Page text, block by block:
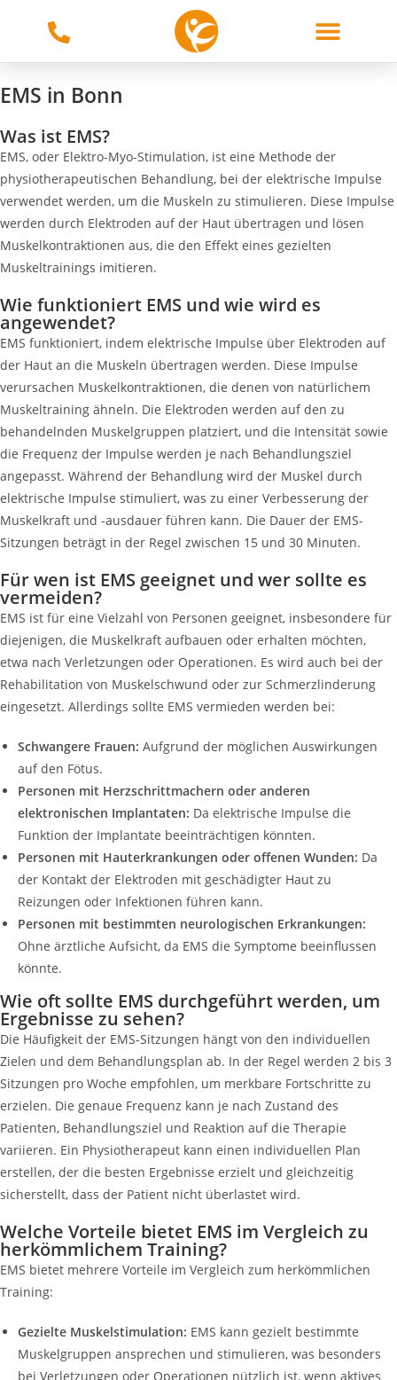
EMS in Bonn
Was ist EMS?
EMS, oder Elektro-Myo-Stimulation, ist eine Methode der
physiotherapeutischen Behandlung, bei der elektrische Impulse
verwendet werden, um die Muskeln zu stimulieren. Diese Impulse
werden durch Elektroden auf der Haut übertragen und lösen
Muskelkontraktionen aus, die den Effekt eines gezielten
Muskeltrainings imitieren.
Wie funktioniert EMS und wie wird es
angewendet?
EMS funktioniert, indem elektrische Impulse über Elektroden auf
der Haut an die Muskeln übertragen werden. Diese Impulse
verursachen Muskelkontraktionen, die denen von natürlichem
Muskeltraining ähneln. Die Elektroden werden auf den zu
behandelnden Muskelgruppen platziert, und die Intensität sowie
die Frequenz der Impulse werden je nach Behandlungsziel
angepasst. Während der Behandlung wird der Muskel durch
elektrische Impulse stimuliert, was zu einer Verbesserung der
Muskelkraft und -ausdauer führen kann. Die Dauer der EMS-
Sitzungen beträgt in der Regel zwischen 15 und 30 Minuten.
Für wen ist EMS geeignet und wer sollte es
vermeiden?
EMS ist für eine Vielzahl von Personen geeignet, insbesondere für
diejenigen, die Muskelkraft aufbauen oder erhalten möchten,
etwa nach Verletzungen oder Operationen. Es wird auch bei der
Rehabilitation von Muskelschwund oder zur Schmerzlinderung
eingesetzt. Allerdings sollte EMS vermieden werden bei:
Schwangere Frauen: Aufgrund der möglichen Auswirkungen
auf den Fötus.
Personen mit Herzschrittmachern oder anderen
elektronischen Implantaten: Da elektrische Impulse die
Funktion der Implantate beeinträchtigen könnten.
Personen mit Hauterkrankungen oder offenen Wunden: Da
der Kontakt der Elektroden mit geschädigter Haut zu
Reizungen oder Infektionen führen kann.
Personen mit bestimmten neurologischen Erkrankungen:
Ohne ärztliche Aufsicht, da EMS die Symptome beeinflussen
könnte.
Wie oft sollte EMS durchgeführt werden, um
Ergebnisse zu sehen?
Die Häufigkeit der EMS-Sitzungen hängt von den individuellen
Zielen und dem Behandlungsplan ab. In der Regel werden 2 bis 3
Sitzungen pro Woche empfohlen, um merkbare Fortschritte zu
erzielen. Die genaue Frequenz kann je nach Zustand des
Patienten, Behandlungsziel und Reaktion auf die Therapie
variieren. Ein Physiotherapeut kann einen individuellen Plan
erstellen, der die besten Ergebnisse erzielt und gleichzeitig
sicherstellt, dass der Patient nicht überlastet wird.
Welche Vorteile bietet EMS im Vergleich zu
herkömmlichem Training?
EMS bietet mehrere Vorteile im Vergleich zum herkömmlichen
Training:
Gezielte Muskelstimulation: EMS kann gezielt bestimmte
Muskelgruppen ansprechen und stimulieren, was besonders
bei Verletzungen oder Operationen nützlich ist, wenn aktives